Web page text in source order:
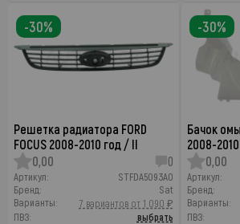
Решетка радиатора FORD
FOCUS 2008-2010 год / II
0,00
0
Артикул:
STFDA5093A0
Бренд:
Sat
Варианты:
7 вариантов от 1 090 ₽
ПВЗ:
выбрать
-30%
Бачок
2008-
0,00
Артикул:
Бренд:
Варианты:
ПВЗ:
-30%